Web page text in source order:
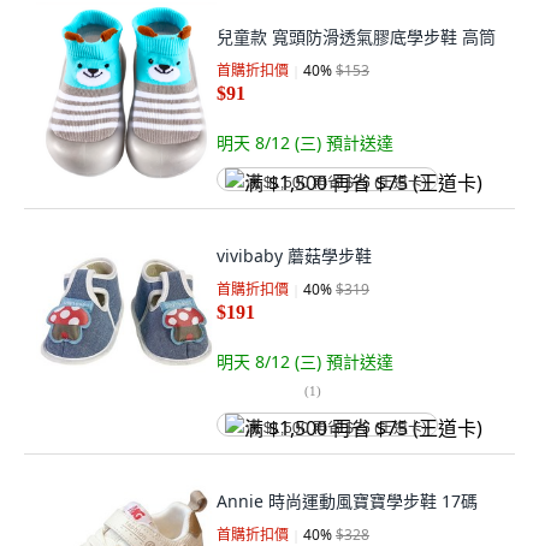
兒童款 寬頭防滑透氣膠底學步鞋 高筒
首購折扣價 40%$153
$91
明天 8/12 (三) 預計送達
满 $1,500 再省 $75 (王道卡)
vivibaby 蘑菇學步鞋
首購折扣價 40%$319
$191
明天 8/12 (三) 預計送達
(1)
满 $1,500 再省 $75 (王道卡)
Annie 時尚運動風寶寶學步鞋 17碼
首購折扣價 40%$328